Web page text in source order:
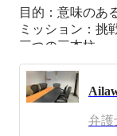
目的：意味のあ
ミッション：挑
三つの三本柱
１ベンチャーの
２大企業などの
３グローバルハ
８つのバリュー
https://ailaw.co.jp/
弁護